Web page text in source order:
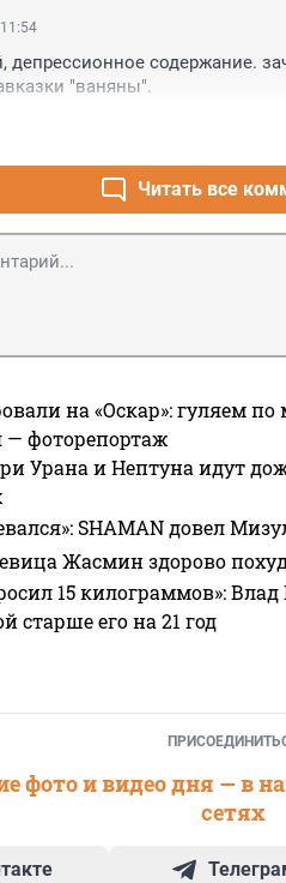
депрессионное содержание.
"ваняны".
Читать все
на «Оскар»: гуляем
— фоторепортаж
Урана и Нептуна идут
SHAMAN довел
Жасмин здорово
15 килограммов»:
старше его на 21 год
фото и видео дня — в
сетях